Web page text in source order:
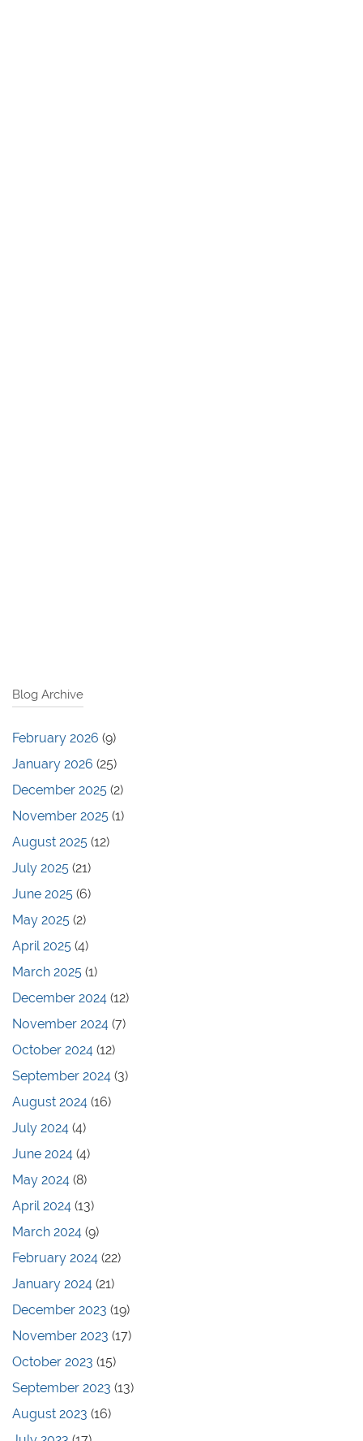
Blog Archive
February 2026 (9)
January 2026 (25)
December 2025 (2)
November 2025 (1)
August 2025 (12)
July 2025 (21)
June 2025 (6)
May 2025 (2)
April 2025 (4)
March 2025 (1)
December 2024 (12)
November 2024 (7)
October 2024 (12)
September 2024 (3)
August 2024 (16)
July 2024 (4)
June 2024 (4)
May 2024 (8)
April 2024 (13)
March 2024 (9)
February 2024 (22)
January 2024 (21)
December 2023 (19)
November 2023 (17)
October 2023 (15)
September 2023 (13)
August 2023 (16)